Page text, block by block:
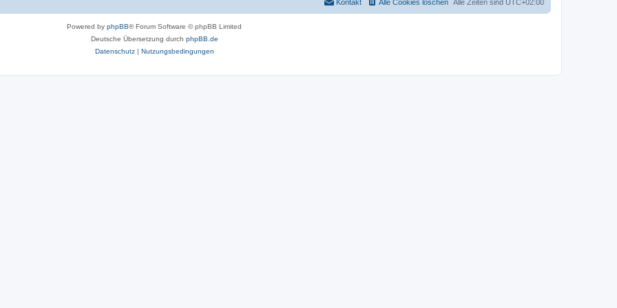
Alle Zeiten sind UTC+02:00
Alle Cookies löschen
Kontakt
Powered by phpBB® Forum Software © phpBB Limited
Deutsche Übersetzung durch phpBB.de
Datenschutz| Nutzungsbedingungen